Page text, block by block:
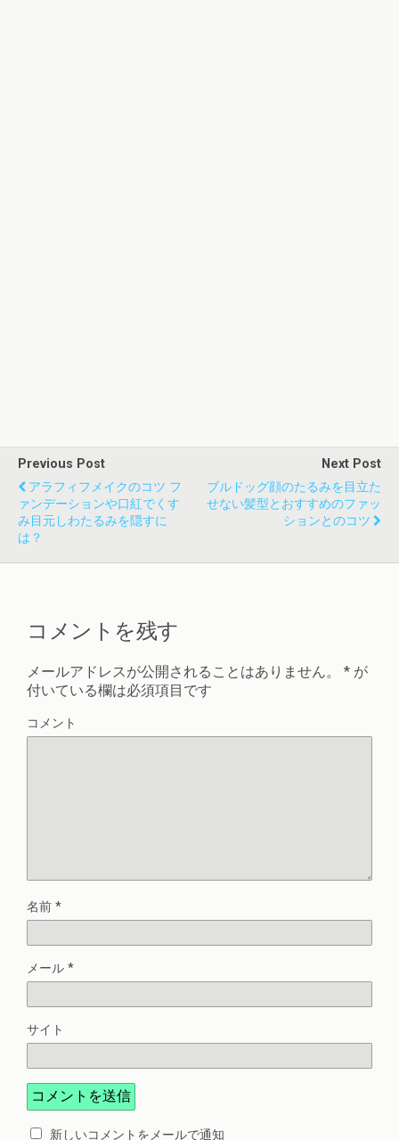
Previous Post
アラフィフメイクのコツ フ
ァンデーションや口紅でくす
み目元しわたるみを隠すに
は？
Next Post
ブルドッグ顔のたるみを目立た
せない髪型とおすすめのファッ
ションとのコツ
コメントを残す
メールアドレスが公開されることはありません。 * が
付いている欄は必須項目です
コメント
名前 *
メール *
サイト
新しいコメントをメールで通知